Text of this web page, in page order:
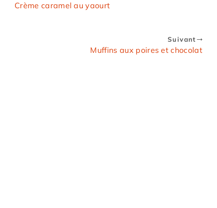
Crème caramel au yaourt
Suivant
Muffins aux poires et chocolat